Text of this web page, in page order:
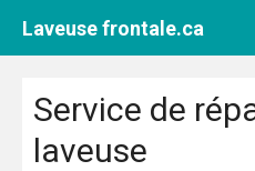
Laveuse frontale.ca
Service de
laveuse